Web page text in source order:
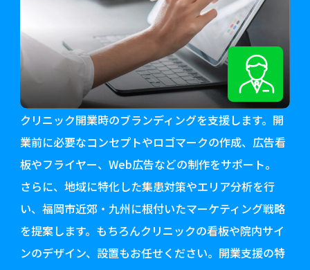
クリニック開業時のブランディングを支援します。開
業前に必要なコンセプトやロゴマークの作成、広告看
板やフライヤー、Web広告などの制作をサポート。
さらに、地域に特化した集患対策やエリア分析を行
い、福岡市近郊・九州に根付いたマーケティング戦略
を提案します。もちろんクリニックの看板や院内サイ
ンのデザイン、設置もお任せください。開業支援の特